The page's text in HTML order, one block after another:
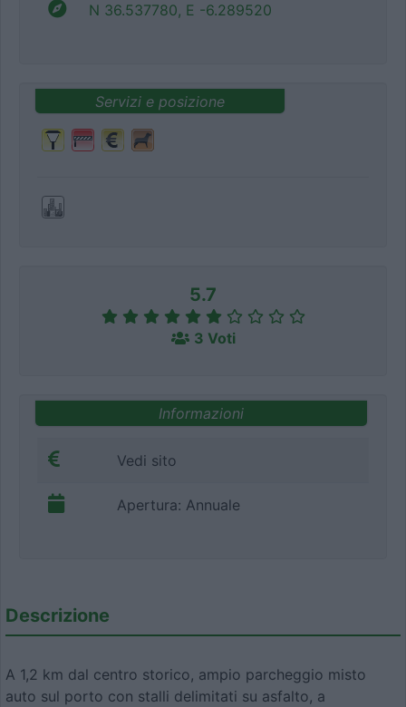
N 36.537780, E -6.289520
Servizi e posizione
5.7
3 Voti
Informazioni
Vedi sito
Apertura: Annuale
Descrizione
A 1,2 km dal centro storico, ampio parcheggio misto
auto sul porto con stalli delimitati su asfalto, a